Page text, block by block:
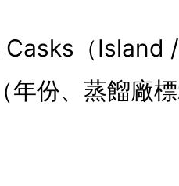
（Island /
份、蒸餾廠標